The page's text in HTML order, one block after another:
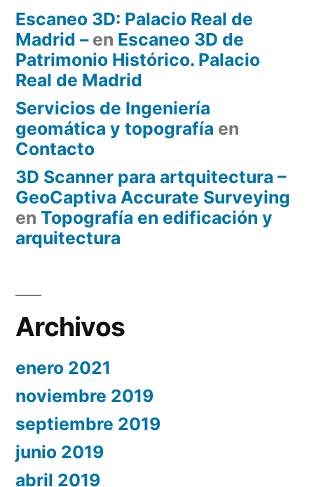
Escaneo 3D: Palacio Real de
Madrid –en Escaneo 3D de
Patrimonio Histórico. Palacio
Real de Madrid
Servicios de Ingeniería
geomática y topografía en
Contacto
3D Scanner para artquitectura –
GeoCaptiva Accurate Surveying
en Topografía en edificación y
arquitectura
Archivos
enero 2021
noviembre 2019
septiembre 2019
junio 2019
abril 2019